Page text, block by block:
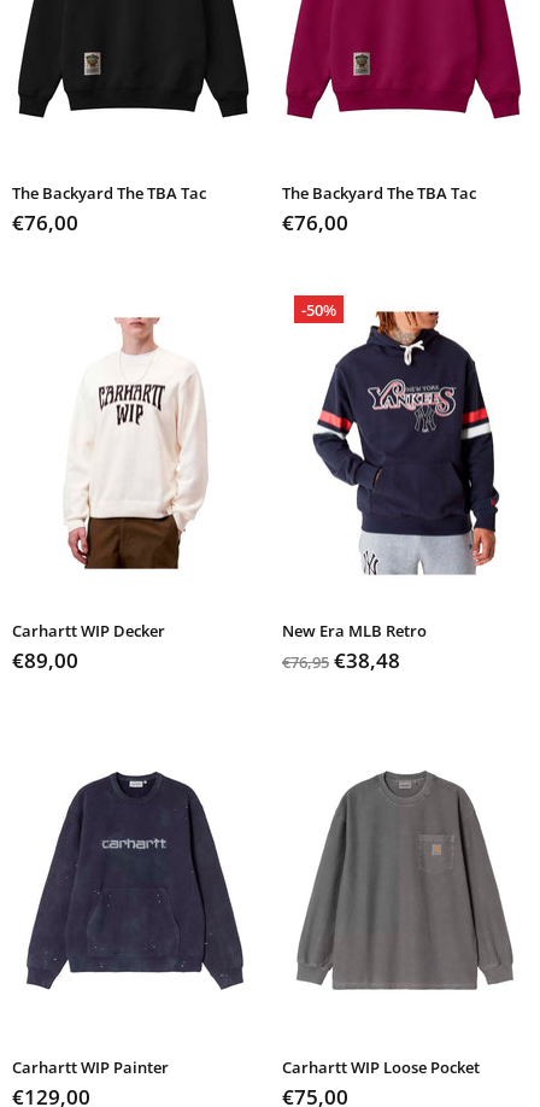
The Backyard The TBA Tac
€76,00
The Backyard The TBA Tac
€76,00
Carhartt WIP Decker
€89,00
-50%
New Era MLB Retro
€76,95 €38,48
Carhartt WIP Painter
€129,00
Carhartt WIP Loose Pocket
€75,00